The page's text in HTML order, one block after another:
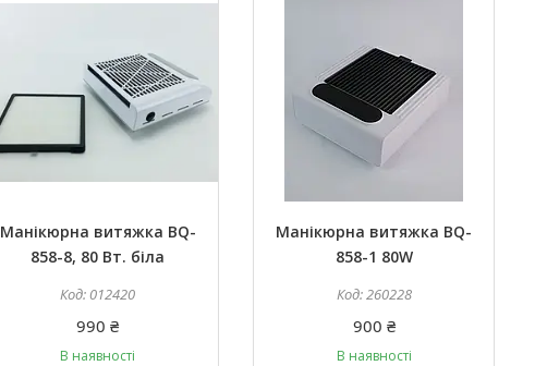
Манікюрна витяжка BQ-
858-8, 80 Вт. біла
012420
990 ₴
В наявності
Манікюрна витяжка BQ-
858-1 80W
260228
900 ₴
В наявності